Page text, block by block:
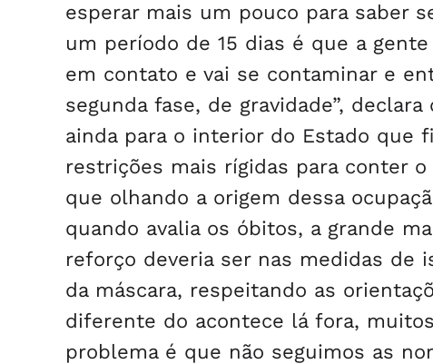
esperar mais um pouco para saber
um período de 15 dias é que a
em contato e vai se contaminar e
segunda fase, de gravidade”,
ainda para o interior do Estado que
restrições mais rígidas para conter
que olhando a origem dessa
quando avalia os óbitos, a grande
reforço deveria ser nas medidas de
da máscara, respeitando as
diferente do acontece lá fora,
problema é que não seguimos as